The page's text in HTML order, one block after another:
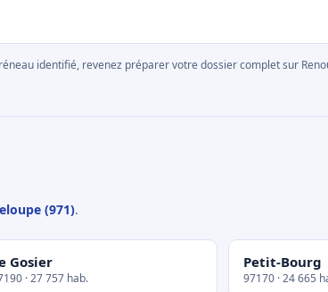
identifié, revenez préparer votre dossier complet sur
(971).
Gosier
· 27 757 hab.
Petit-Bourg
97170 · 24 665